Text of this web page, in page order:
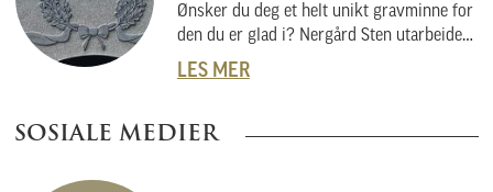
Ønsker du deg et helt unikt gravminne for
den du er glad i? Nergård Sten utarbeider
også helt unike gravminner i samarbeid
med kunder. Vi skal her forklare hvordan
om du har noe helt spesielt i tankene.
LES MER
SOSIALE MEDIER